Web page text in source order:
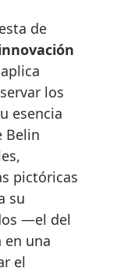
de
los
esencia
Belin
pictóricas
su
—el del
una
el